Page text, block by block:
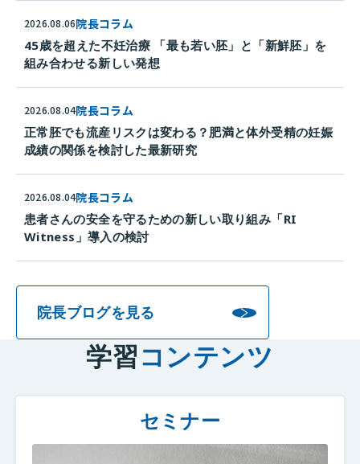
2026.08.06院長コラム
45歳を超えた不妊治療 「最も若い胚」と「新鮮胚」を
組み合わせる新しい発想
2026.08.04院長コラム
正常胚でも流産リスクは変わる？肥満と体外受精の妊娠
成績の関係を検討した最新研究
2026.08.04院長コラム
患者さんの安全を守るための新しい取り組み「RI
Witness」導入の検討
院長ブログを見る
学習コンテンツ
セミナー